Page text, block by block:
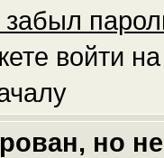
войти
но